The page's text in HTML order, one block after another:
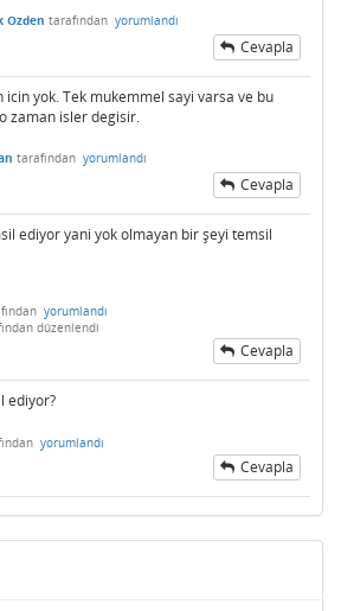
Ozden tarafından yorumlandı
Cevapla
icin yok. Tek mukemmel sayi varsa ve bu
zaman isler degisir.
tarafından yorumlandı
Cevapla
ediyor yani yok olmayan bir şeyi temsil
yorumlandı
düzenlendi
Cevapla
ediyor?
yorumlandı
Cevapla